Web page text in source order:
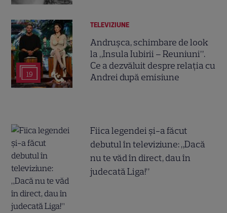
19
TELEVIZIUNE
Andrușca, schimbare de look
la „Insula Iubirii – Reuniuni”.
Ce a dezvăluit despre relația cu
Andrei după emisiune
Fiica legendei și-a făcut
debutul în televiziune: „Dacă
nu te văd în direct, dau în
judecată Liga!”